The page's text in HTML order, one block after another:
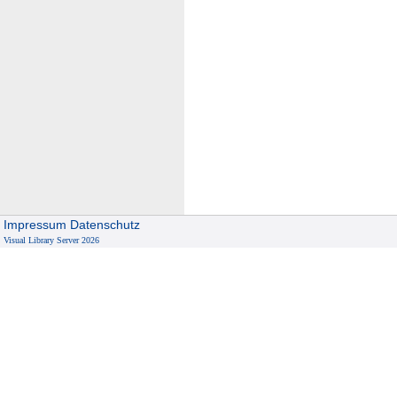
Impressum Datenschutz
Visual Library Server 2026